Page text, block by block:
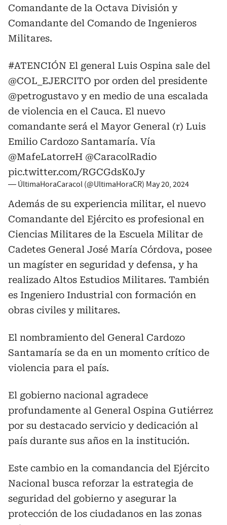
Comandante de la Octava División y
Comandante del Comando de Ingenieros
Militares.
#ATENCIÓN El general Luis Ospina sale del
@COL_EJERCITO por orden del presidente
@petrogustavo y en medio de una escalada
de violencia en el Cauca. El nuevo
comandante será el Mayor General (r) Luis
Emilio Cardozo Santamaría. Vía
@MafeLatorreH @CaracolRadio
pic.twitter.com/RGCGdsK0Jy
— ÚltimaHoraCaracol (@UltimaHoraCR) May 20, 2024
Además de su experiencia militar, el nuevo
Comandante del Ejército es profesional en
Ciencias Militares de la Escuela Militar de
Cadetes General José María Córdova, posee
un magíster en seguridad y defensa, y ha
realizado Altos Estudios Militares. También
es Ingeniero Industrial con formación en
obras civiles y militares.
El nombramiento del General Cardozo
Santamaría se da en un momento crítico de
violencia para el país.
El gobierno nacional agradece
profundamente al General Ospina Gutiérrez
por su destacado servicio y dedicación al
país durante sus años en la institución.
Este cambio en la comandancia del Ejército
Nacional busca reforzar la estrategia de
seguridad del gobierno y asegurar la
protección de los ciudadanos en las zonas